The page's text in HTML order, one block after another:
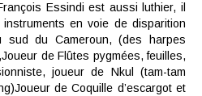
Essindi est aussi luthier, il
en voie de disparition
du Cameroun, (des harpes
de Flûtes pygmées, feuilles,
joueur de Nkul (tam-tam
de Coquille d’escargot et